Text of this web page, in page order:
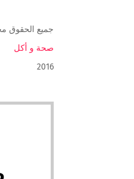
جميع الحقوق
صحة و أكل
2016